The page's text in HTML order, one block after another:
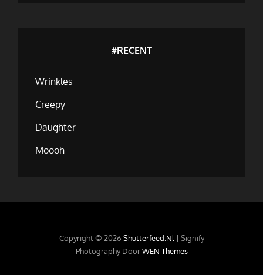
#RECENT
Wrinkles
Creepy
Daughter
Moooh
Copyright © 2026 Shutterfeed.nl | Signify
Photography DoorWEN Themes